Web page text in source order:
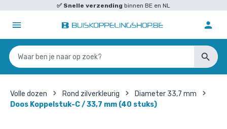
✅ Snelle verzending binnen BE en NL
Volle dozen Rond zilverkleurig
Diameter 33,7 mm
Doos Koppelstuk-C / 33,7 mm (40 stuks)